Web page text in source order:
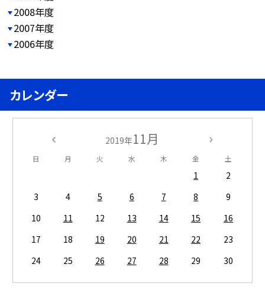
2008年度
2007年度
2006年度
カレンダー
2019年11月
日 月 火 水 木 金 土
1
2
3
4 5 6 7 8
9
10
11 12 13 14 15
16
17
18 19 20 21 22
23
24
25 26 27 28 29 30